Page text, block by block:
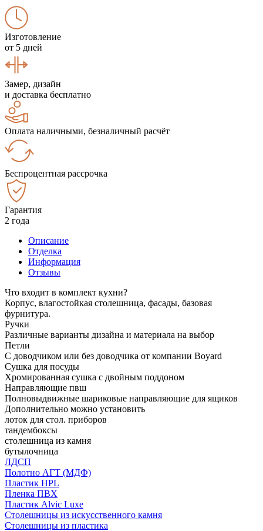
Изготовление
от 5 дней
Замер, дизайн
и доставка бесплатно
Оплата наличными, безналичный расчёт
Беспроцентная рассрочка
Гарантия
2 года
Описание
Отделка
Информация
Отзывы
Что входит в комплект кухни?
Корпус, влагостойкая столешница, фасады, базовая
фурнитура.
Ручки
Различные варианты дизайна и материала на выбор
Петли
С доводчиком или без доводчика от компании Boyard
Сушка для посуды
Хромированная сушка с двойным поддоном
Направляющие пвш
Полновыдвижные шариковые направляющие для ящиков
Дополнительно можно установить
лоток для стол. приборов
тандембоксы
столешница из камня
бутылочница
ЛДСП
Полотно АГТ (МДФ)
Пластик HPL
Пленка ПВХ
Пластик Alvic Luxe
Столешницы из искусственного камня
Столешницы из пластика